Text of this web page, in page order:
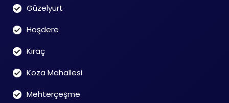
Güzelyurt
Hoşdere
Kıraç
Koza Mahallesi
Mehterçeşme